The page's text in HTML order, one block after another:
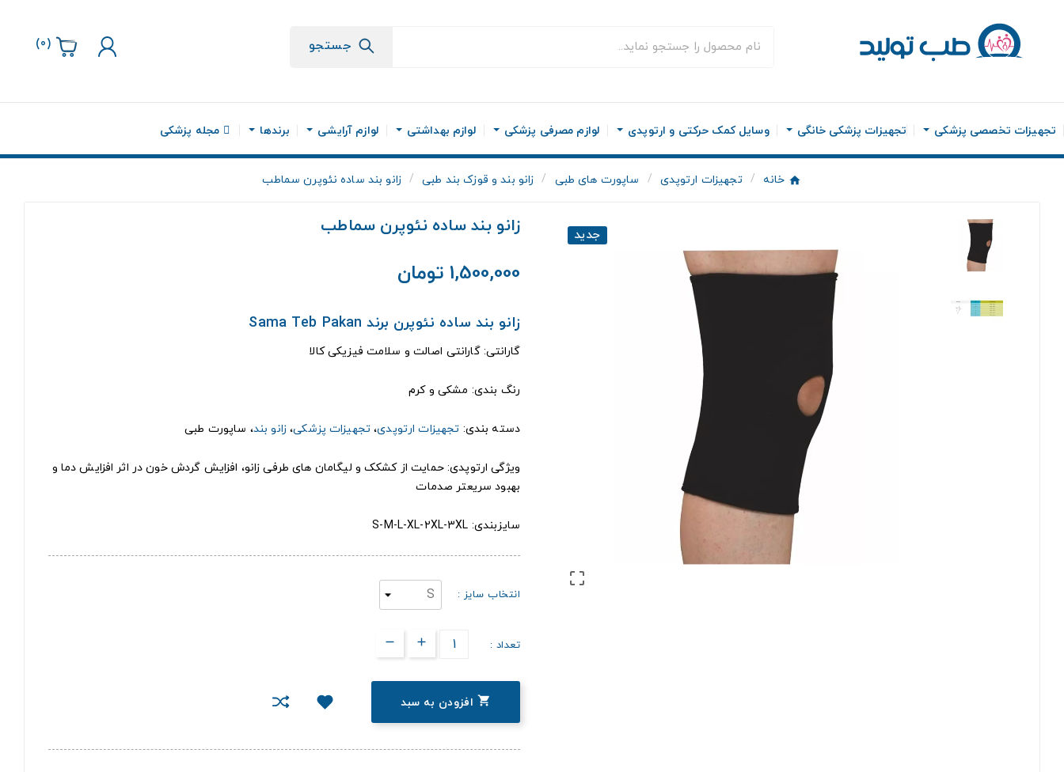
جستجو (
0
)
تجهیزات تخصصی پزشکی تجهیزات پزشکی خانگی وسایل کمک حرکتی و ارتوپدی لوازم مصرفی پزشکی لوازم بهداشتی لوازم آرایشی برندها مجله پزشکی
خانه تجهیزات ارتوپدی ساپورت های طبی زانو بند و قوزک بند طبی زانو بند ساده نئوپرن سماطب
جدید

زانو بند ساده نئوپرن سماطب
1,500,000 تومان
زانو بند ساده نئوپرن برند Sama Teb Pakan
گارانتی: گارانتی اصالت و سلامت فیزیکی کالا
رنگ بندی: مشکی و کرم
دسته بندی: تجهیزات ارتوپدی، تجهیزات پزشکی،زانو بند، ساپورت طبی
ویژگی ارتوپدی: حمایت از کشکک و لیگامان های طرفی زانو، افزایش گردش خون در اثر افزایش دما و
بهبود سریعتر صدمات
سایزبندی: S-M-L-XL-2XL-3XL
انتخاب سایز :
تعداد :
 افزودن به سبد